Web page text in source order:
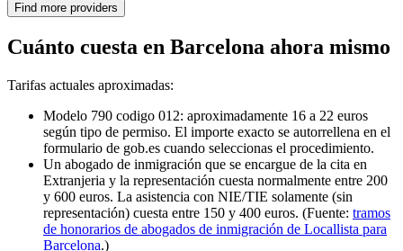
Find more providers
Cuánto cuesta en Barcelona ahora mismo
Tarifas actuales aproximadas:
Modelo 790 codigo 012: aproximadamente 16 a 22 euros
según tipo de permiso. El importe exacto se autorrellena en el
formulario de gob.es cuando seleccionas el procedimiento.
Un abogado de inmigración que se encargue de la cita en
Extranjeria y la representación cuesta normalmente entre 200
y 600 euros. La asistencia con NIE/TIE solamente (sin
representación) cuesta entre 150 y 400 euros. (Fuente: tramos
de honorarios de abogados de inmigración de Locallista para
Barcelona.)